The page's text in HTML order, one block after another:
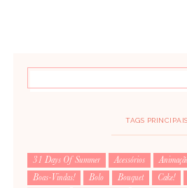
TAGS PRINCIPAIS
31 Days Of Summer Acessórios
Boas-Vindas!
Bolo Bouquet Cake!